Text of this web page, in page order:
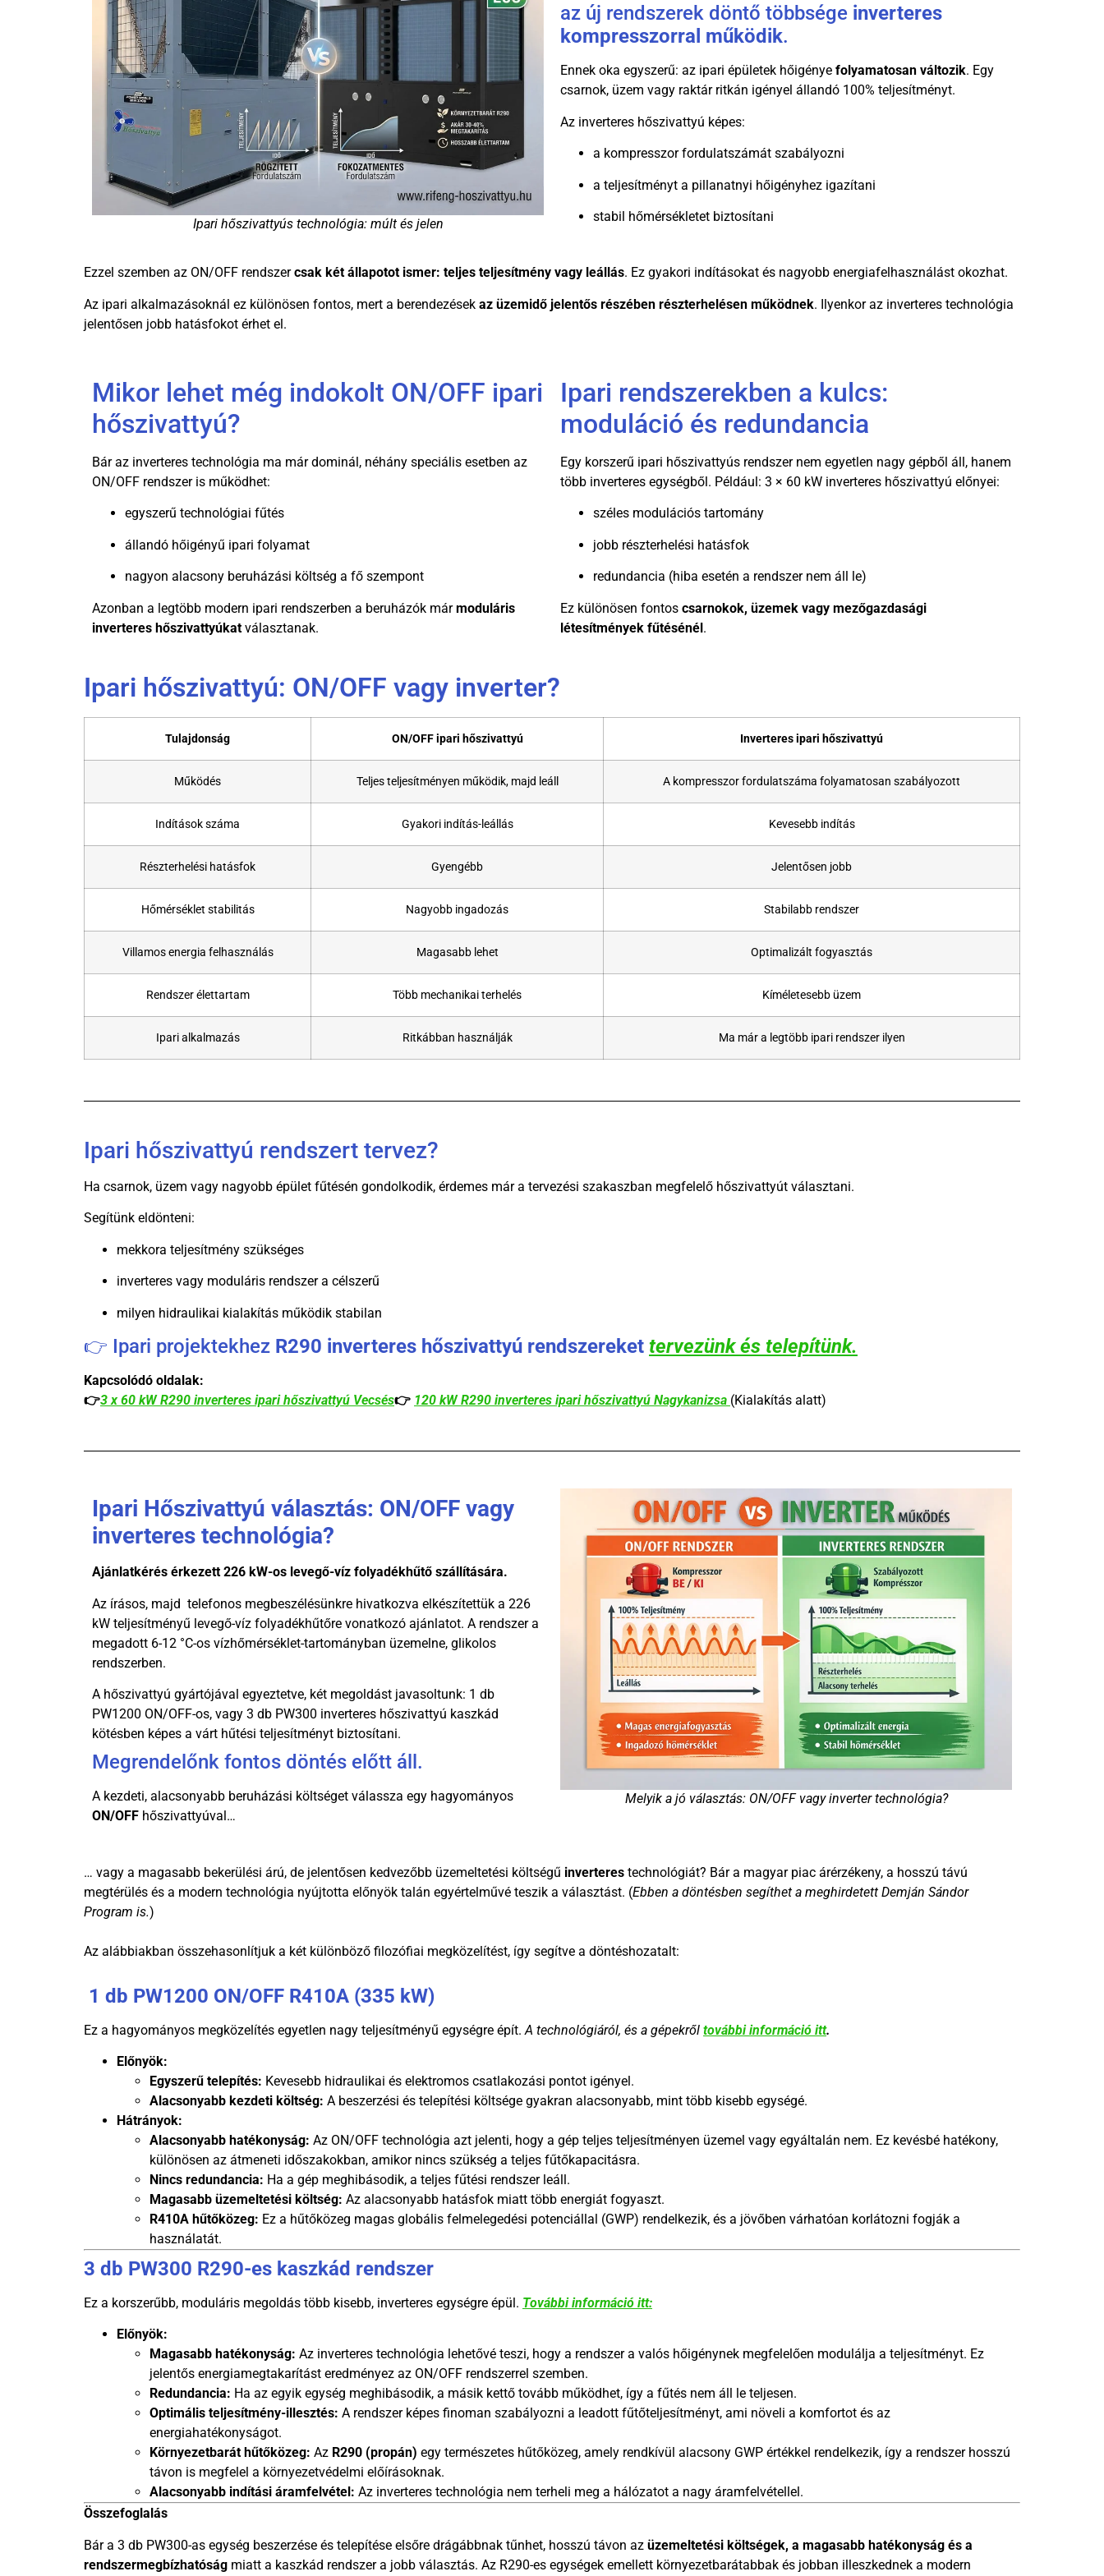
Ipari hőszivattyús technológia: múlt és jelen
az új rendszerek döntő többsége inverteres
kompresszorral működik.
Ennek oka egyszerű: az ipari épületek hőigénye folyamatosan változik. Egy
csarnok, üzem vagy raktár ritkán igényel állandó 100% teljesítményt.
Az inverteres hőszivattyú képes:
a kompresszor fordulatszámát szabályozni
a teljesítményt a pillanatnyi hőigényhez igazítani
stabil hőmérsékletet biztosítani
Ezzel szemben az ON/OFF rendszercsak két állapotot ismer: teljes teljesítmény vagy leállás. Ez gyakori indításokat és nagyobb energiafelhasználást okozhat.
Az ipari alkalmazásoknál ez különösen fontos, mert a berendezések az üzemidő jelentős részében részterhelésen működnek. Ilyenkor az inverteres technológia
jelentősen jobb hatásfokot érhet el.
Mikor lehet még indokolt ON/OFF ipari
hőszivattyú?
Bár az inverteres technológia ma már dominál, néhány speciális esetben az
ON/OFF rendszer is működhet:
egyszerű technológiai fűtés
állandó hőigényű ipari folyamat
nagyon alacsony beruházási költség a fő szempont
Azonban a legtöbb modern ipari rendszerben a beruházók mármoduláris
inverteres hőszivattyúkat választanak.
Ipari rendszerekben a kulcs:
moduláció és redundancia
Egy korszerű ipari hőszivattyús rendszer nem egyetlen nagy gépből áll, hanem
több inverteres egységből. Például: 3 × 60 kW inverteres hőszivattyú előnyei:
széles modulációs tartomány
jobb részterhelési hatásfok
redundancia (hiba esetén a rendszer nem áll le)
Ez különösen fontos csarnokok, üzemek vagy mezőgazdasági
létesítmények fűtésénél.
Ipari hőszivattyú: ON/OFF vagy inverter?
Tulajdonság ON/OFF ipari hőszivattyú Inverteres ipari hőszivattyú
Működés Teljes teljesítményen működik, majd leáll A kompresszor fordulatszáma folyamatosan szabályozott
Indítások száma Gyakori indítás-leállás Kevesebb indítás
Részterhelési hatásfok Gyengébb Jelentősen jobb
Hőmérséklet stabilitás Nagyobb ingadozás Stabilabb rendszer
Villamos energia felhasználás Magasabb lehet Optimalizált fogyasztás
Rendszer élettartam Több mechanikai terhelés Kíméletesebb üzem
Ipari alkalmazás Ritkábban használják Ma már a legtöbb ipari rendszer ilyen
Ipari hőszivattyú rendszert tervez?
Ha csarnok, üzem vagy nagyobb épület fűtésén gondolkodik, érdemes már a tervezési szakaszban megfelelő hőszivattyút választani.
Segítünk eldönteni:
mekkora teljesítmény szükséges
inverteres vagy moduláris rendszer a célszerű
milyen hidraulikai kialakítás működik stabilan
👉 Ipari projektekhez R290 inverteres hőszivattyú rendszereket tervezünk és telepítünk.
Kapcsolódó oldalak:
👉3 x 60 kW R290 inverteres ipari hőszivattyú Vecsés👉 120 kW R290 inverteres ipari hőszivattyú Nagykanizsa (Kialakítás alatt)
Ipari Hőszivattyú választás: ON/OFF vagy
inverteres technológia?
Ajánlatkérés érkezett 226 kW-os levegő-víz folyadékhűtő szállítására.
Az írásos, majd telefonos megbeszélésünkre hivatkozva elkészítettük a 226
kW teljesítményű levegő-víz folyadékhűtőre vonatkozó ajánlatot. A rendszer a
megadott 6-12 °C-os vízhőmérséklet-tartományban üzemelne, glikolos
rendszerben.
A hőszivattyú gyártójával egyeztetve, két megoldást javasoltunk: 1 db
PW1200 ON/OFF-os, vagy 3 db PW300 inverteres hőszivattyú kaszkád
kötésben képes a várt hűtési teljesítményt biztosítani.
Megrendelőnk fontos döntés előtt áll.
A kezdeti, alacsonyabb beruházási költséget válassza egy hagyományos
ON/OFF hőszivattyúval…
Melyik a jó választás: ON/OFF vagy inverter technológia?
… vagy a magasabb bekerülési árú, de jelentősen kedvezőbb üzemeltetési költségű inverteres technológiát? Bár a magyar piac árérzékeny, a hosszú távú
megtérülés és a modern technológia nyújtotta előnyök talán egyértelművé teszik a választást. (Ebben a döntésben segíthet a meghirdetett Demján Sándor
Program is.)
Az alábbiakban összehasonlítjuk a két különböző filozófiai megközelítést, így segítve a döntéshozatalt:
1 db PW1200 ON/OFF R410A (335 kW)
Ez a hagyományos megközelítés egyetlen nagy teljesítményű egységre épít. A technológiáról, és a gépekről további információ itt.
Előnyök:
Egyszerű telepítés: Kevesebb hidraulikai és elektromos csatlakozási pontot igényel.
Alacsonyabb kezdeti költség: A beszerzési és telepítési költsége gyakran alacsonyabb, mint több kisebb egységé.
Hátrányok:
Alacsonyabb hatékonyság: Az ON/OFF technológia azt jelenti, hogy a gép teljes teljesítményen üzemel vagy egyáltalán nem. Ez kevésbé hatékony,
különösen az átmeneti időszakokban, amikor nincs szükség a teljes fűtőkapacitásra.
Nincs redundancia: Ha a gép meghibásodik, a teljes fűtési rendszer leáll.
Magasabb üzemeltetési költség: Az alacsonyabb hatásfok miatt több energiát fogyaszt.
R410A hűtőközeg: Ez a hűtőközeg magas globális felmelegedési potenciállal (GWP) rendelkezik, és a jövőben várhatóan korlátozni fogják a
használatát.
3 db PW300 R290-es kaszkád rendszer
Ez a korszerűbb, moduláris megoldás több kisebb, inverteres egységre épül. További információ itt:
Előnyök:
Magasabb hatékonyság: Az inverteres technológia lehetővé teszi, hogy a rendszer a valós hőigénynek megfelelően modulálja a teljesítményt. Ez
jelentős energiamegtakarítást eredményez az ON/OFF rendszerrel szemben.
Redundancia: Ha az egyik egység meghibásodik, a másik kettő tovább működhet, így a fűtés nem áll le teljesen.
Optimális teljesítmény-illesztés: A rendszer képes finoman szabályozni a leadott fűtőteljesítményt, ami növeli a komfortot és az
energiahatékonyságot.
Környezetbarát hűtőközeg: Az R290 (propán) egy természetes hűtőközeg, amely rendkívül alacsony GWP értékkel rendelkezik, így a rendszer hosszú
távon is megfelel a környezetvédelmi előírásoknak.
Alacsonyabb indítási áramfelvétel: Az inverteres technológia nem terheli meg a hálózatot a nagy áramfelvétellel.
Összefoglalás
Bár a 3 db PW300-as egység beszerzése és telepítése elsőre drágábbnak tűnhet, hosszú távon az üzemeltetési költségek, a magasabb hatékonyság és a
rendszermegbízhatóság miatt a kaszkád rendszer a jobb választás. Az R290-es egységek emellett környezetbarátabbak és jobban illeszkednek a modern